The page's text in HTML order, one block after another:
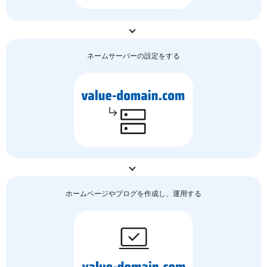
ネームサーバーの設定をする
ホームページやブログを作成し、運用する